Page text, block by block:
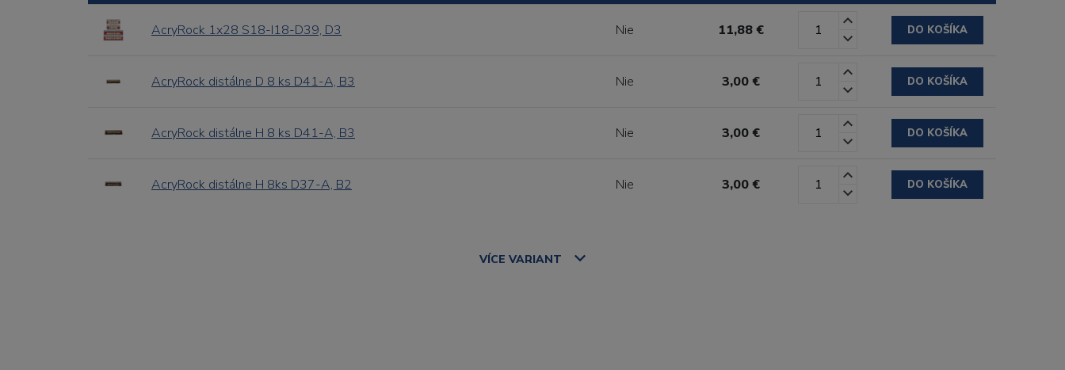
AcryRock 1x28 S18-I18-D39, D3 Nie 11,88 € DO KOŠÍKA
AcryRock distálne D 8 ks D41-A, B3 Nie 3,00 € DO KOŠÍKA
AcryRock distálne H 8 ks D41-A, B3 Nie 3,00 € DO KOŠÍKA
AcryRock distálne H 8ks D37-A, B2 Nie 3,00 € DO KOŠÍKA
VÍCE VARIANT